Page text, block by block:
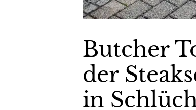
Butcher
der
in